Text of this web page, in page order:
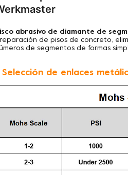
abrasivo de diamante de
de pisos de concreto,
de segmentos de formas
Selección de enlaces